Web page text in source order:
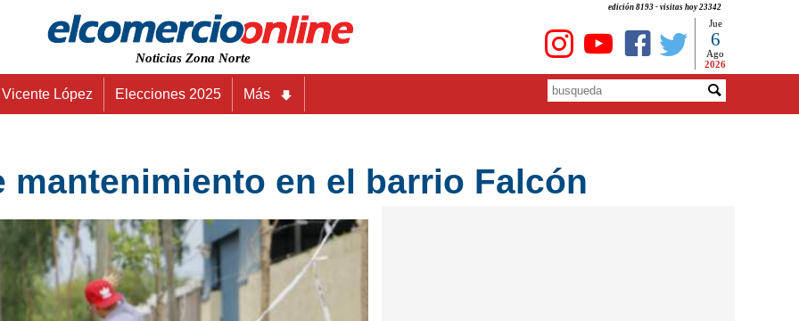
edición 8193 - visitas hoy 23342
Noticias Zona Norte
Jue
6
Ago
2026
Vicente López Elecciones 2025 Más
mantenimiento en el barrio Falcón